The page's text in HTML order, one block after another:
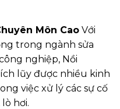
Môn CaoVới
trong ngành sửa
nghiệp, Nồi
lũy được nhiều kinh
việc xử lý các sự cố
hơi.